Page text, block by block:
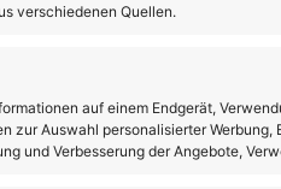
verschiedenen Quellen.
auf einem Endgerät,
zur Auswahl personalisierter
und Verbesserung der Angebote,